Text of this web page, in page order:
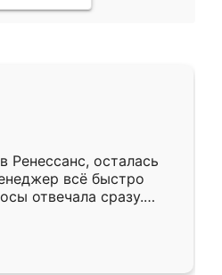
Ренессанс, осталась
всё быстро
отвечала сразу.
субботу, подошёл к
Собрали
аккуратно, даже